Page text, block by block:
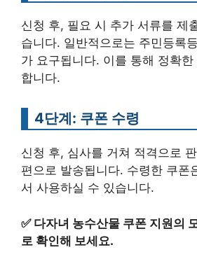
신청 후, 필요 시 추가 서류를 제
습니다. 일반적으로는 주민등록
가 요구됩니다. 이를 통해 정확
합니다.
4단계: 쿠폰 수령
신청 후, 심사를 거쳐 적격으로
편으로 발송됩니다. 수령한 쿠폰
서 사용하실 수 있습니다.
✅ 다자녀 농수산물 쿠폰 지원의
로 확인해 보세요.